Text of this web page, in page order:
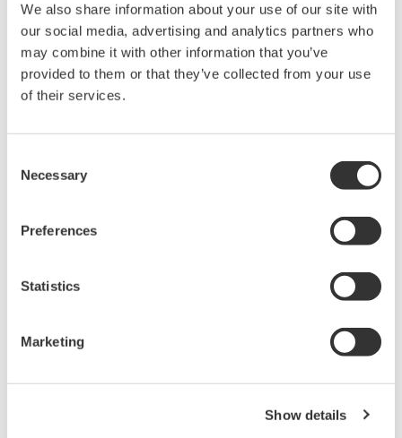
We also share information about your use of our site with
our social media, advertising and analytics partners who
may combine it with other information that you’ve
provided to them or that they’ve collected from your use
of their services.
Selection
Necessary
Preferences
Statistics
Marketing
Show details
周波数帯域 ：DC～100MHz
減衰比
：10:1
コネクタ
：絶縁型BNC
入力抵抗/入力容量 ： 10MΩ/約18pF
最大入力電圧
販売単位
価格 ¥27,500 （税抜）
カタログ
MB)
Model 700929 10：1プローブ(絶縁入力対応安全プローブ)